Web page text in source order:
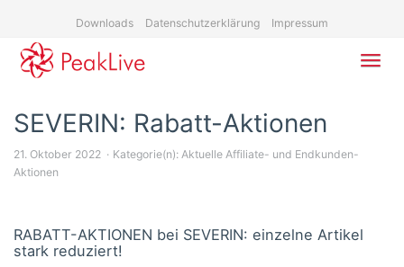
content
Downloads Datenschutzerklärung Impressum
SEVERIN: Rabatt-Aktionen
21. Oktober 2022 Kategorie(n): Aktuelle Affiliate- und Endkunden-
Aktionen
RABATT-AKTIONEN bei SEVERIN: einzelne Artikel
stark reduziert!